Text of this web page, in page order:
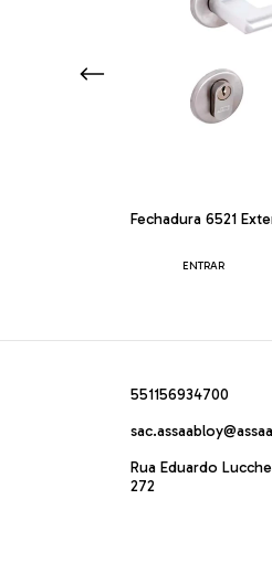
Fechadura 6521
ENTRAR
551156934700
Rua Eduardo
272